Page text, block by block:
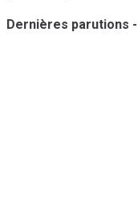
Dernières parutions